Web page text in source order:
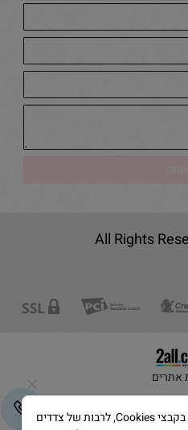
אתרים
לידיעתך, באתרנו נעשה שימוש בקבצי Cookies, לרבות של צדדים